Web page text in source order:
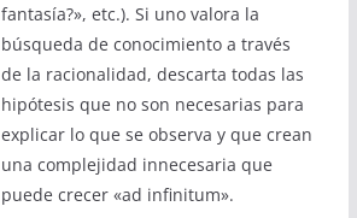
fantasía?», etc.). Si uno valora la
búsqueda de conocimiento a través
de la racionalidad, descarta todas las
hipótesis que no son necesarias para
explicar lo que se observa y que crean
una complejidad innecesaria que
puede crecer «ad infinitum».